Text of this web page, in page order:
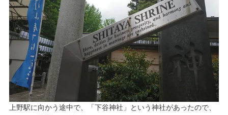
上野駅に向かう途中で、「下谷神社」という神社があったので、